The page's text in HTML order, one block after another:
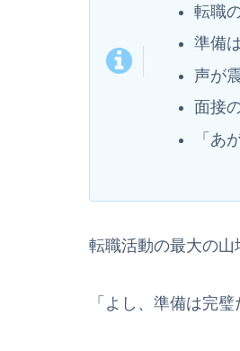
転職
準備
声が
面接
「あ
転職活動の最大の山
「よし、準備は完璧